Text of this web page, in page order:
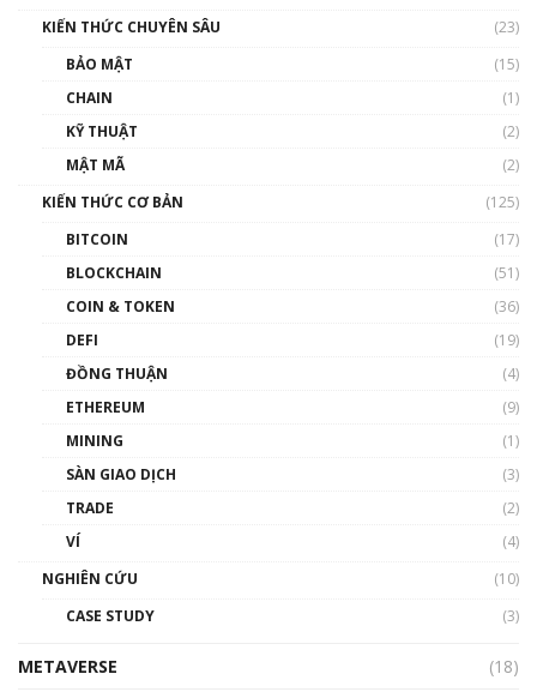
KIẾN THỨC CHUYÊN SÂU
(23)
BẢO MẬT
(15)
CHAIN
(1)
KỸ THUẬT
(2)
MẬT MÃ
(2)
KIẾN THỨC CƠ BẢN
(125)
BITCOIN
(17)
BLOCKCHAIN
(51)
COIN & TOKEN
(36)
DEFI
(19)
ĐỒNG THUẬN
(4)
ETHEREUM
(9)
MINING
(1)
SÀN GIAO DỊCH
(3)
TRADE
(2)
VÍ
(4)
NGHIÊN CỨU
(10)
CASE STUDY
(3)
METAVERSE
(18)